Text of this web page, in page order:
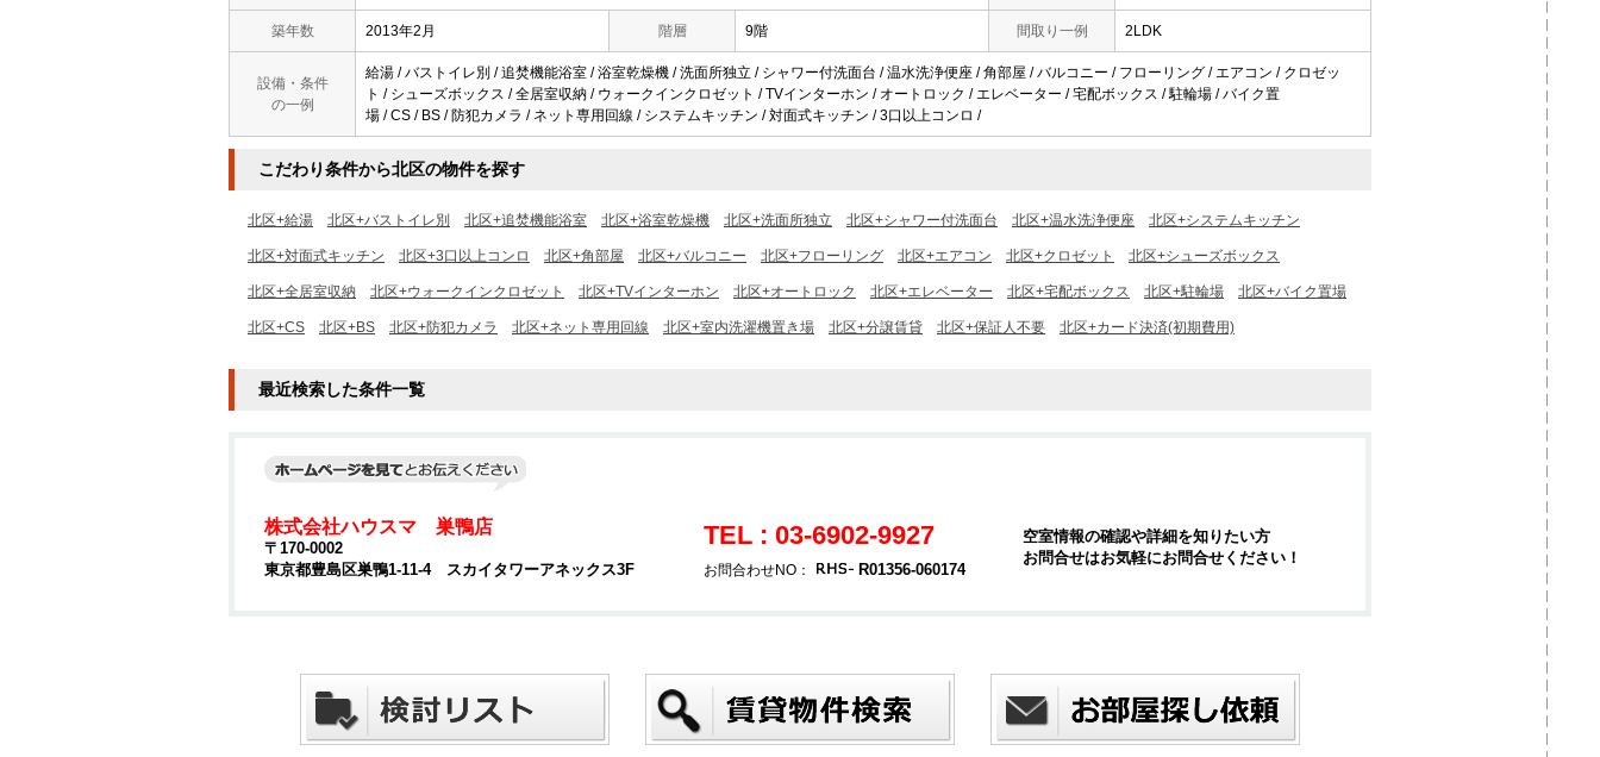
築年数 2013年2月 階層 9階 間取り一例 2LDK
設備・条件
の一例
給湯 / バストイレ別 / 追焚機能浴室 / 浴室乾燥機 / 洗面所独立 / シャワー付洗面台 / 温水洗浄便座 / 角部屋 / バルコニー / フローリング / エアコン / クロゼッ
ト / シューズボックス / 全居室収納 / ウォークインクロゼット / TVインターホン / オートロック / エレベーター / 宅配ボックス / 駐輪場 / バイク置
場 / CS / BS / 防犯カメラ / ネット専用回線 / システムキッチン / 対面式キッチン / 3口以上コンロ /
こだわり条件から北区の物件を探す
北区+給湯 北区+バストイレ別 北区+追焚機能浴室 北区+浴室乾燥機 北区+洗面所独立 北区+シャワー付洗面台 北区+温水洗浄便座 北区+システムキッチン
北区+対面式キッチン 北区+3口以上コンロ 北区+角部屋 北区+バルコニー 北区+フローリング 北区+エアコン 北区+クロゼット 北区+シューズボックス
北区+全居室収納 北区+ウォークインクロゼット 北区+TVインターホン 北区+オートロック 北区+エレベーター 北区+宅配ボックス 北区+駐輪場 北区+バイク置場
北区+CS 北区+BS 北区+防犯カメラ 北区+ネット専用回線 北区+室内洗濯機置き場 北区+分譲賃貸 北区+保証人不要 北区+カード決済(初期費用)
最近検索した条件一覧
株式会社ハウスマ 巣鴨店
〒170-0002
東京都豊島区巣鴨1-11-4 スカイタワーアネックス3F
TEL : 03-6902-9927
お問合わせNO： R01356-060174
空室情報の確認や詳細を知りたい方
お問合せはお気軽にお問合せください！